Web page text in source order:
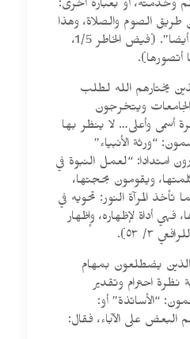
وخدمته، أو بعبارة أخرى:
طريق الصوم والصلاة، وهذا
يعبده عن طريق العلم أيضا”. (فيض الخاطر 1/5،
أتصورها).
يختارهم الله لطلب
ويتخرجون
أسمى وأعلى… لا ينظر بها
“ورثة الأنبياء” ۔۔
امتدادا: “لعمل النبوة في
ويقومون بحجتها،
المرآة النور: تحويه في
فهي أداة لإظهاره، وإظهار
٣/ ٥٣).
يضطلعون بمهام
نظرة احترام وتقدير
“الأساتذة” أو:
البعض على الآباء، فقال: